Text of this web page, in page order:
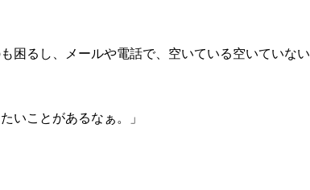
困るし、メールや電話で、空いている空いていない
いことがあるなぁ。」